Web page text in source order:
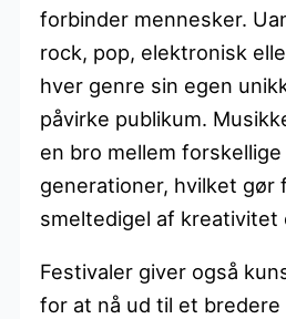
forbinder mennesker.
rock, pop, elektronisk
hver genre sin egen
påvirke publikum.
en bro mellem
generationer, hvilket gør
smeltedigel af kreativitet
Festivaler giver også
for at nå ud til et bredere